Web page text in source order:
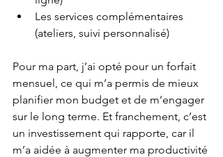
Les services complémentaires
(ateliers, suivi personnalisé)
Pour ma part, j’ai opté pour un forfait
mensuel, ce qui m’a permis de mieux
planifier mon budget et de m’engager
sur le long terme. Et franchement, c’est
un investissement qui rapporte, car il
m’a aidée à augmenter ma productivité